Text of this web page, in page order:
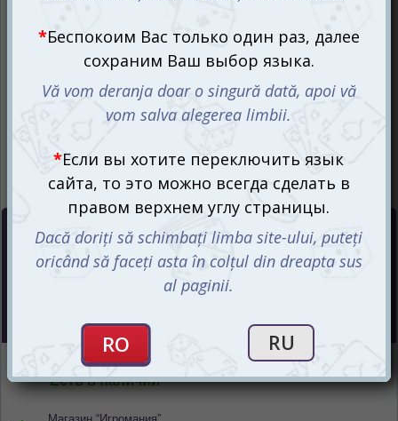
Цена :
315mdl
Интернет-магазин
Есть в наличии